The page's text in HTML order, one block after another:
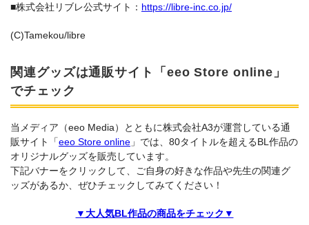
■株式会社リブレ公式サイト： https://libre-inc.co.jp/
(C)Tamekou/libre
関連グッズは通販サイト「eeo Store online」
でチェック
当メディア（eeo Media）とともに株式会社A3が運営している通
販サイト「eeo Store online 」では、80タイトルを超えるBL作品の
オリジナルグッズを販売しています。
下記バナーをクリックして、ご自身の好きな作品や先生の関連グ
ッズがあるか、ぜひチェックしてみてください！
▼大人気BL作品の商品をチェック▼